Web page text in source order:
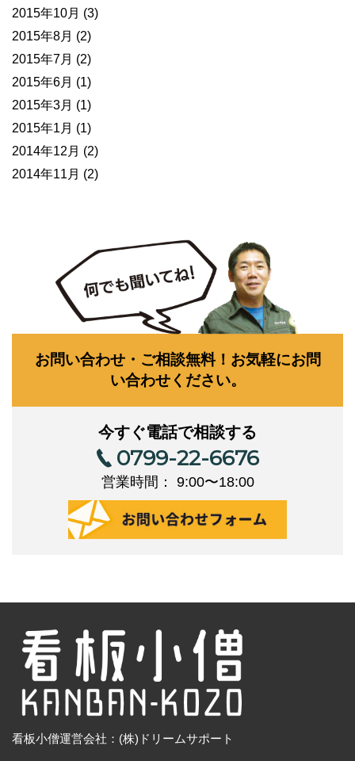
2015年10月 (3)
2015年8月 (2)
2015年7月 (2)
2015年6月 (1)
2015年3月 (1)
2015年1月 (1)
2014年12月 (2)
2014年11月 (2)
お問い合わせ・ご相談無料！お気軽にお問
い合わせください。
今すぐ電話で相談する
0799-22-6676
営業時間： 9:00〜18:00
看板小僧運営会社：(株)ドリームサポート